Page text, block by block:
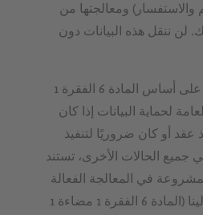
والاستفسار) ومعالجتها من
لن ننقل هذه البيانات دون
تتم معالجة هذه البيانات على أساس المادة 6 الفقرة 1
لحماية البيانات إذا كان
عقد أو كان ضروريًا لتنفيذ
جميع الحالات الأخرى، تستند
في المعالجة الفعالة
للاستفسارات الموجهة إلينا (المادة 6 الفقرة 1 مضاءة 1